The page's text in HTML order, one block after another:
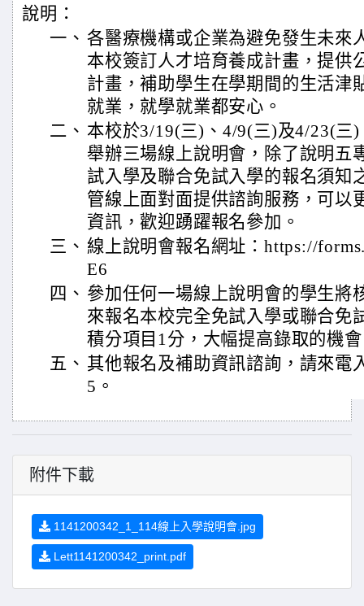
說明：
一、 各醫療機構或企業為避免發生未來
本校簽訂人才培育養成計畫，提供
計畫，補助學生在學期間的生活津
就業，就學就業都安心。
二、 本校於3/19(三)、4/9(三)及4/23(三
舉辦三場線上說明會，除了說明五
試入學及聯合免試入學的報名須知
管線上面對面提供諮詢服務，可以
資訊，歡迎踴躍報名參加。
三、 線上說明會報名網址：https://
E6
四、 參加任何一場線上說明會的學生將
來報名本校完全免試入學或聯合免
積分項目1分，大幅提高錄取的機
五、 其他報名及補助資訊諮詢，請來電
5。
附件下載
1141200342_1_114線上入學說明會.jpg
Lett1141200342_print.pdf